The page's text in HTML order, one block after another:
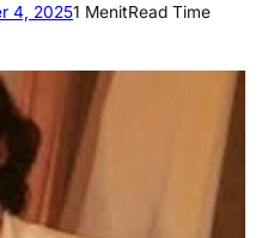
4, 20251 MenitRead Time